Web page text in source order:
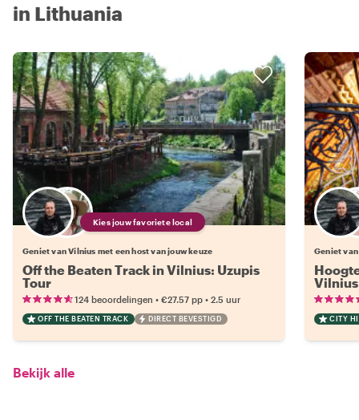
in Lithuania
Kies jouw favoriete local
Geniet van Vilnius met een host van jouw keuze
Off the Beaten Track in Vilnius: Uzupis
Tour
124 beoordelingen • €27.57 pp • 2.5 uur
OFF THE BEATEN TRACK DIRECT BEVESTIGD
Geniet
Vilnius
CITY
Bekijk alle